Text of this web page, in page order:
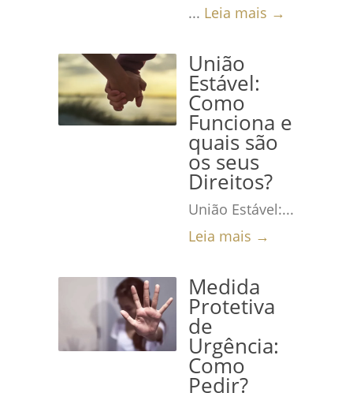
... Leia mais →
União
Estável:
Como
Funciona e
quais são
os seus
Direitos?
União Estável:...
Leia mais →
Medida
Protetiva
de
Urgência:
Como
Pedir?